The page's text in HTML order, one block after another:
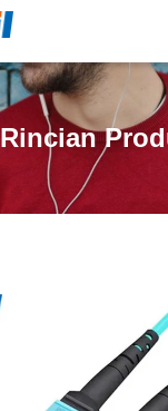
Rincian